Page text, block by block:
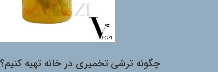
چگونه ترشی تخمیری در خانه تهیه کنیم؟